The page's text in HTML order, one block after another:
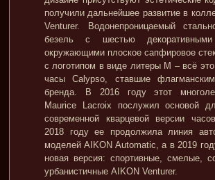
получили дальнейшее развитие в
Venturer. Водонепроницаемый
безель с шестью декоративными
окружающими плоское сапфировое
с логотипом в виде литеры М – всё
часы Calypso, ставшие
бренда. В 2016 году этот
Maurice Lacroix послужил основой
современной кварцевой версии
2018 году ее продолжила линия
моделей AIKON Automatic, а в 2019
новая версия: спортивные, смелые,
урбанистичные AIKON Venturer.